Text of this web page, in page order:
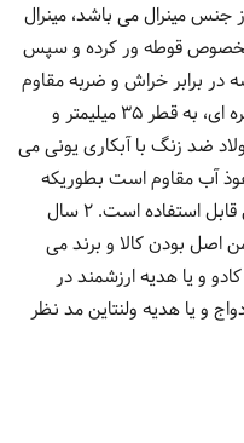
مینرال می باشد، مینرال
مخصوص قوطه ور کرده و سپس
برابر خراش و ضربه مقاوم
تر باشد. قاب این ساعت گرد به رنگ نقره ای، به قطر 35 میلیمتر و
ضد زنگ با آبکاری یونی می
آب مقاوم است بطوریکه
برای شنا کردن در آب هایی با عمق پایین قابل استفاده است. 2 سال
اصل بودن کالا و برند می
و یا هدیه ارزشمند در
و یا هدیه ولنتاین مد نظر